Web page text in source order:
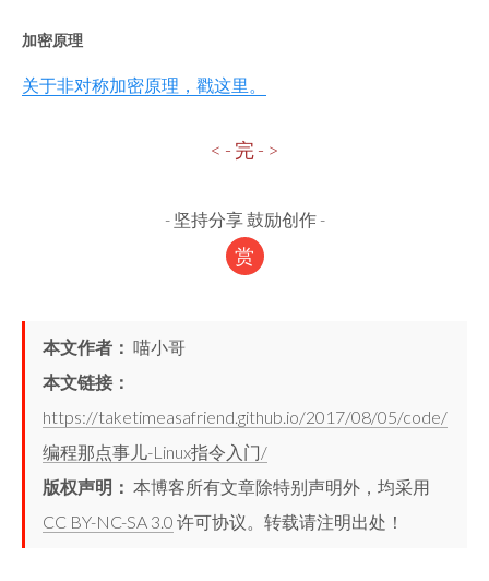
加密原理
关于非对称加密原理，戳这里。
< - 完 - >
- 坚持分享 鼓励创作 -
赏
本文作者： 喵小哥
本文链接：
https://taketimeasafriend.github.io/2017/08/05/code/
编程那点事儿-Linux指令入门/
版权声明： 本博客所有文章除特别声明外，均采用
CC BY-NC-SA 3.0 许可协议。转载请注明出处！